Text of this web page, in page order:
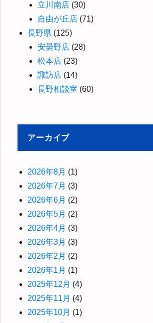
立川南店 (30)
自由が丘店 (71)
長野県 (125)
安曇野店 (28)
松本店 (23)
諏訪店 (14)
長野相談室 (60)
アーカイブ
2026年8月 (1)
2026年7月 (3)
2026年6月 (2)
2026年5月 (2)
2026年4月 (3)
2026年3月 (3)
2026年2月 (2)
2026年1月 (1)
2025年12月 (4)
2025年11月 (4)
2025年10月 (1)